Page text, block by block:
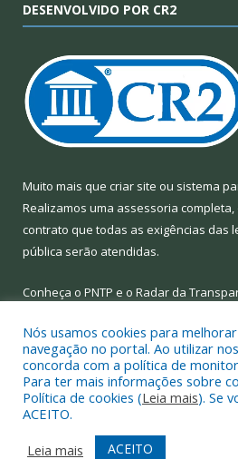
DESENVOLVIDO POR CR2
Muito mais que criar site ou sistema
Realizamos uma assessoria
contrato que todas as exigências das
pública serão atendidas.
Conheça o PNTP e o Radar da
Todos os direitos reservados a
do Ajuru.
Mapa do Site
Acessar Área
Nós usamos cookies para
navegação no portal. Ao utilizar
concorda com a política de
Para ter mais informações sobre
Política de cookies (Leia mais). Se
ACEITO.
Leia mais
ACEITO